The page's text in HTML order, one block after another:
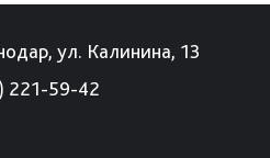
ул. Калинина, 13
221-59-42